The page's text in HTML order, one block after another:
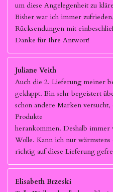
um diese Angelegenheit zu
Bisher war ich immer
Rücksendungen mit
Danke für Ihre Antwort!
Juliane Veith
Auch die 2. Lieferung meiner
geklappt. Bin sehr begeistert
schon andere Marken
Produkte
herankommen. Deshalb immer
Wolle. Kann ich nur wärmstens
richtig auf diese Lieferung
Elisabeth Brzeski